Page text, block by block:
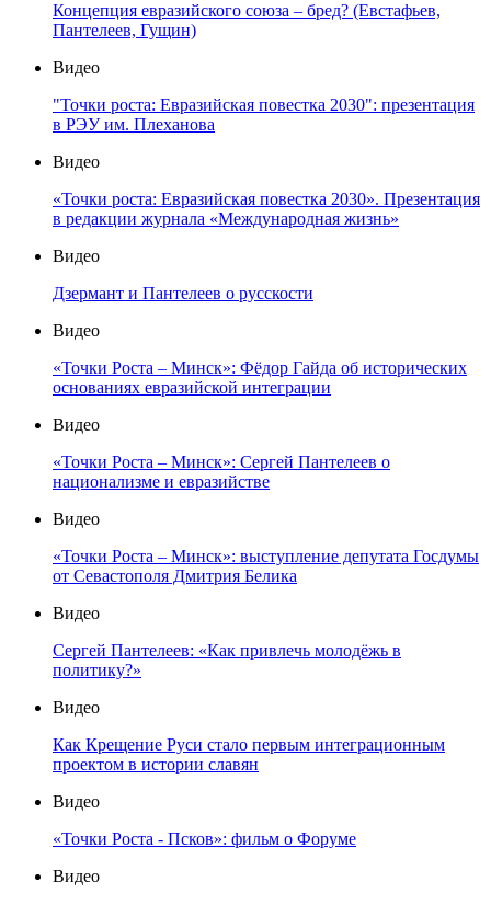
Концепция евразийского союза – бред? (Евстафьев,
Пантелеев, Гущин)
Видео
"Точки роста: Евразийская повестка 2030": презентация
в РЭУ им. Плеханова
Видео
«Точки роста: Евразийская повестка 2030». Презентация
в редакции журнала «Международная жизнь»
Видео
Дзермант и Пантелеев о русскости
Видео
«Точки Роста – Минск»: Фёдор Гайда об исторических
основаниях евразийской интеграции
Видео
«Точки Роста – Минск»: Сергей Пантелеев о
национализме и евразийстве
Видео
«Точки Роста – Минск»: выступление депутата Госдумы
от Севастополя Дмитрия Белика
Видео
Сергей Пантелеев: «Как привлечь молодёжь в
политику?»
Видео
Как Крещение Руси стало первым интеграционным
проектом в истории славян
Видео
«Точки Роста - Псков»: фильм о Форуме
Видео